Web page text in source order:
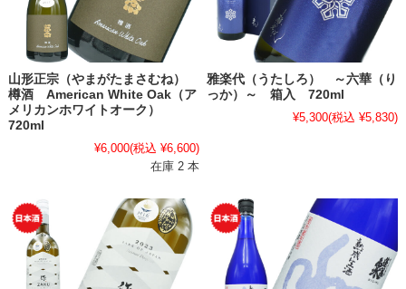
山形正宗（やまがたまさむね）
樽酒 American White Oak（ア
メリカンホワイトオーク）
720ml
¥6,000(税込 ¥6,600)
在庫 2 本
雅楽代（うたしろ） ～六華（り
っか）～ 箱入 720ml
¥5,300(税込 ¥5,830)